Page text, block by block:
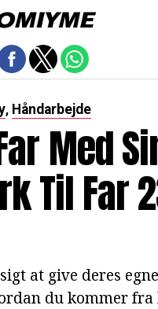
, Håndarbejde
Med
Til Far
at give deres
du kommer fra